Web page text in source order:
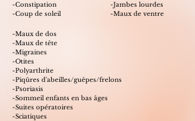
-Constipation
-Coup de soleil
-Jambes lourdes
-Maux de ventre
-Maux de dos​​
-Maux de tête
-Migraines​
-Otites
-Polyarthrite
-Piqûres d'abeilles/guêpes/frelons
​-Psoriasis
-Sommeil enfants en bas âges
​​-Suites opératoires
-Sciatiques